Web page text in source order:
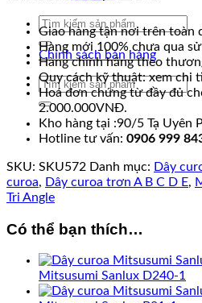
Tìm
kiếm:
Chính sách bán hàng
Tìm
kiếm:
Giao hàng tận nơi trên toàn
Hàng mới 100% chưa qua
Hàng chính hãng theo
Quy cách kỹ thuật: xem chi
Hoá đơn chứng từ đầy đủ
2.000.000VNĐ.
Kho hàng tại :90/5 Tạ Uyên
Hotline tư vấn: 0906 999
SKU: SKU572 Danh mục: Dây
curoa, Dây curoa trơn A B C D E,
Tri Angle
Có thể bạn thích…
Mitsusumi Sanlux D240-1